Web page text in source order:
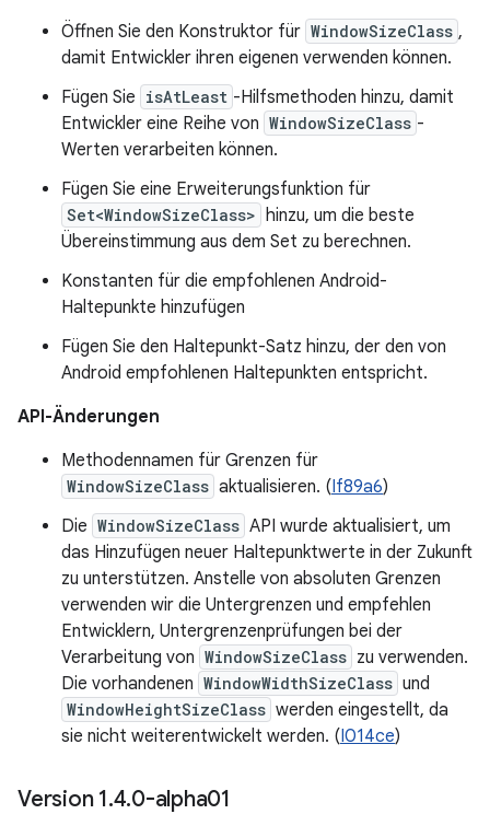
Öffnen Sie den Konstruktor für WindowSizeClass ,
damit Entwickler ihren eigenen verwenden können.
Fügen Sie isAtLeast -Hilfsmethoden hinzu, damit
Entwickler eine Reihe von WindowSizeClass -
Werten verarbeiten können.
Fügen Sie eine Erweiterungsfunktion für
Set<WindowSizeClass> hinzu, um die beste
Übereinstimmung aus dem Set zu berechnen.
Konstanten für die empfohlenen Android-
Haltepunkte hinzufügen
Fügen Sie den Haltepunkt-Satz hinzu, der den von
Android empfohlenen Haltepunkten entspricht.
API-Änderungen
Methodennamen für Grenzen für
WindowSizeClass aktualisieren. (If89a6)
Die WindowSizeClass API wurde aktualisiert, um
das Hinzufügen neuer Haltepunktwerte in der Zukunft
zu unterstützen. Anstelle von absoluten Grenzen
verwenden wir die Untergrenzen und empfehlen
Entwicklern, Untergrenzenprüfungen bei der
Verarbeitung von WindowSizeClass zu verwenden.
Die vorhandenen WindowWidthSizeClass und
WindowHeightSizeClass werden eingestellt, da
sie nicht weiterentwickelt werden. (I014ce)
Version 1.4.0-alpha01